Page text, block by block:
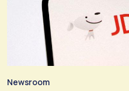
Newsroom